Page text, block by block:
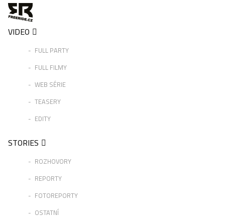
VIDEO
FULL PARTY
FULL FILMY
WEB SÉRIE
TEASERY
EDITY
STORIES
ROZHOVORY
REPORTY
FOTOREPORTY
OSTATNÍ